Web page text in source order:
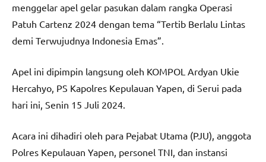
menggelar apel gelar pasukan dalam rangka Operasi
Patuh Cartenz 2024 dengan tema “Tertib Berlalu Lintas
demi Terwujudnya Indonesia Emas”.
Apel ini dipimpin langsung oleh KOMPOL Ardyan Ukie
Hercahyo, PS Kapolres Kepulauan Yapen, di Serui pada
hari ini, Senin 15 Juli 2024.
Acara ini dihadiri oleh para Pejabat Utama (PJU), anggota
Polres Kepulauan Yapen, personel TNI, dan instansi